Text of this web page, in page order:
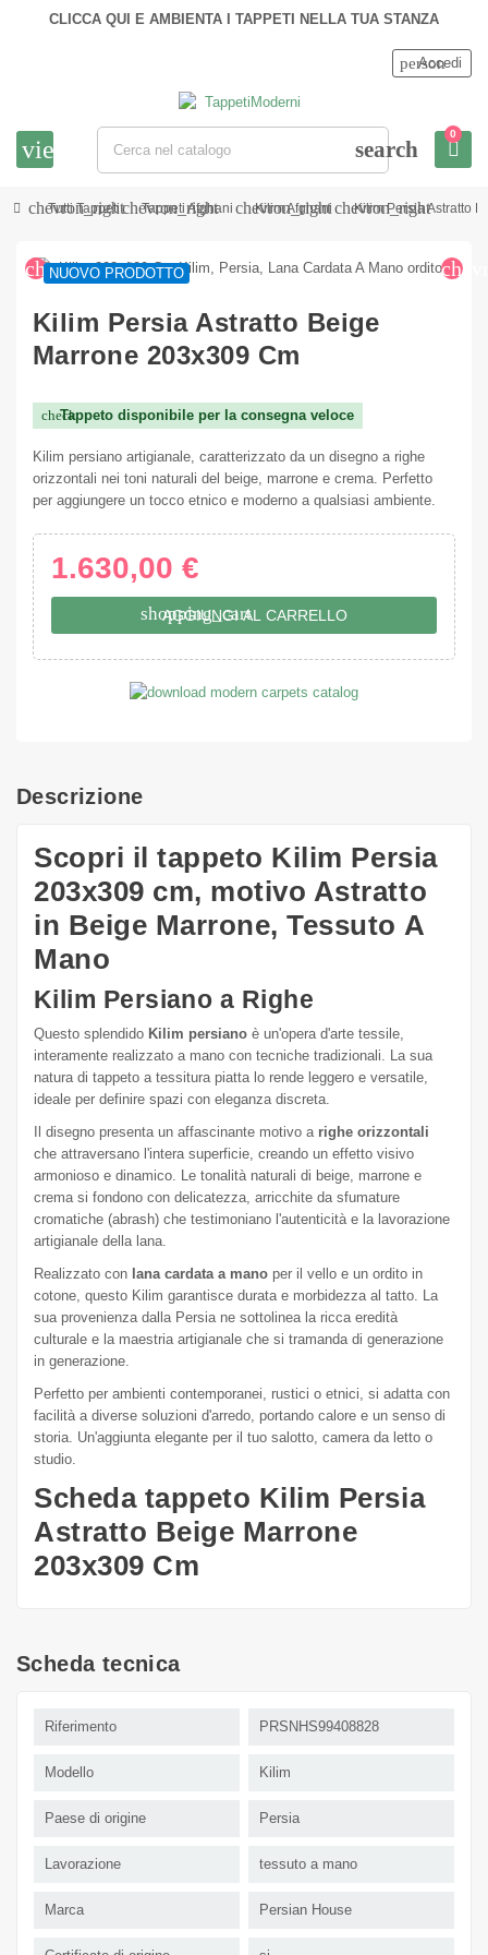
CLICCA QUI E AMBIENTA I TAPPETI NELLA TUA STANZA
view_headline search
person
Accedi
0
chevron_right
Tutti Tappeti chevron_right
Tappeti Afghani chevron_right
Kilim Afghani chevron_right
Kilim Persia Astratto
chevron_left
NUOVO PRODOTTO
Kilim Persia Astratto Beige
Marrone 203x309 Cm
check
Tappeto disponibile per la consegna veloce
Kilim persiano artigianale, caratterizzato da un disegno a righe
orizzontali nei toni naturali del beige, marrone e crema. Perfetto
per aggiungere un tocco etnico e moderno a qualsiasi ambiente.
1.630,00 €
shopping_cart
AGGIUNGI AL CARRELLO
Descrizione
Scopri il tappeto Kilim Persia
203x309 cm, motivo Astratto
in Beige Marrone, Tessuto A
Mano
Kilim Persiano a Righe
Questo splendido Kilim persiano è un'opera d'arte tessile,
interamente realizzato a mano con tecniche tradizionali. La sua
natura di tappeto a tessitura piatta lo rende leggero e versatile,
ideale per definire spazi con eleganza discreta.
Il disegno presenta un affascinante motivo a righe orizzontali
che attraversano l'intera superficie, creando un effetto visivo
armonioso e dinamico. Le tonalità naturali di beige, marrone e
crema si fondono con delicatezza, arricchite da sfumature
cromatiche (abrash) che testimoniano l'autenticità e la lavorazione
artigianale della lana.
Realizzato con lana cardata a mano per il vello e un ordito in
cotone, questo Kilim garantisce durata e morbidezza al tatto. La
sua provenienza dalla Persia ne sottolinea la ricca eredità
culturale e la maestria artigianale che si tramanda di generazione
in generazione.
Perfetto per ambienti contemporanei, rustici o etnici, si adatta con
facilità a diverse soluzioni d'arredo, portando calore e un senso di
storia. Un'aggiunta elegante per il tuo salotto, camera da letto o
studio.
Scheda tappeto Kilim Persia
Astratto Beige Marrone
203x309 Cm
Scheda tecnica
Riferimento PRSNHS99408828
Modello Kilim
Paese di origine Persia
Lavorazione tessuto a mano
Marca Persian House